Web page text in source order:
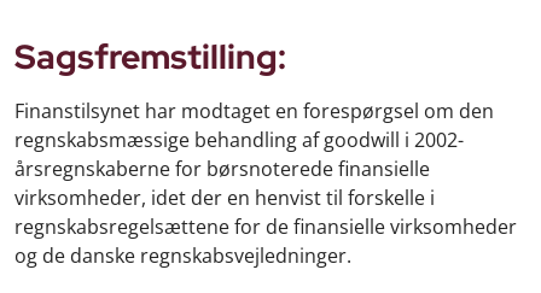
Sagsfremstilling:
Finanstilsynet har modtaget en forespørgsel om den
regnskabsmæssige behandling af goodwill i 2002-
årsregnskaberne for børsnoterede finansielle
virksomheder, idet der en henvist til forskelle i
regnskabsregelsættene for de finansielle virksomheder
og de danske regnskabsvejledninger.